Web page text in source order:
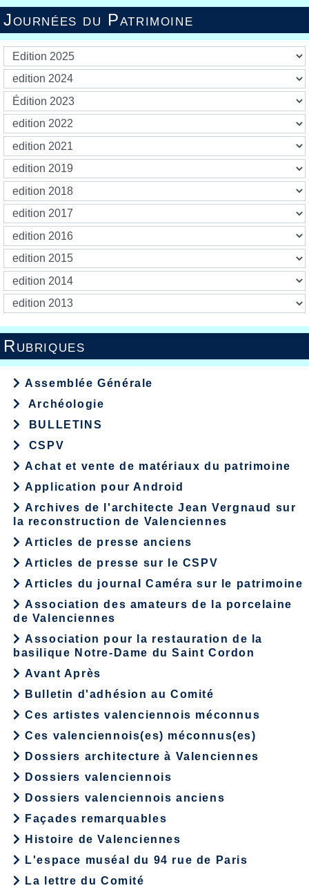
Journées du Patrimoine
Rubriques
Assemblée Générale
Archéologie
BULLETINS
CSPV
Achat et vente de matériaux du patrimoine
Application pour Android
Archives de l'architecte Jean Vergnaud sur
la reconstruction de Valenciennes
Articles de presse anciens
Articles de presse sur le CSPV
Articles du journal Caméra sur le patrimoine
Association des amateurs de la porcelaine
de Valenciennes
Association pour la restauration de la
basilique Notre-Dame du Saint Cordon
Avant Après
Bulletin d'adhésion au Comité
Ces artistes valenciennois méconnus
Ces valenciennois(es) méconnus(es)
Dossiers architecture à Valenciennes
Dossiers valenciennois
Dossiers valenciennois anciens
Façades remarquables
Histoire de Valenciennes
L'espace muséal du 94 rue de Paris
La lettre du Comité